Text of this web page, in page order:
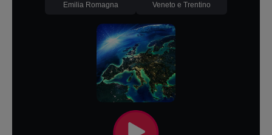
Emilia Romagna Veneto e Trentino